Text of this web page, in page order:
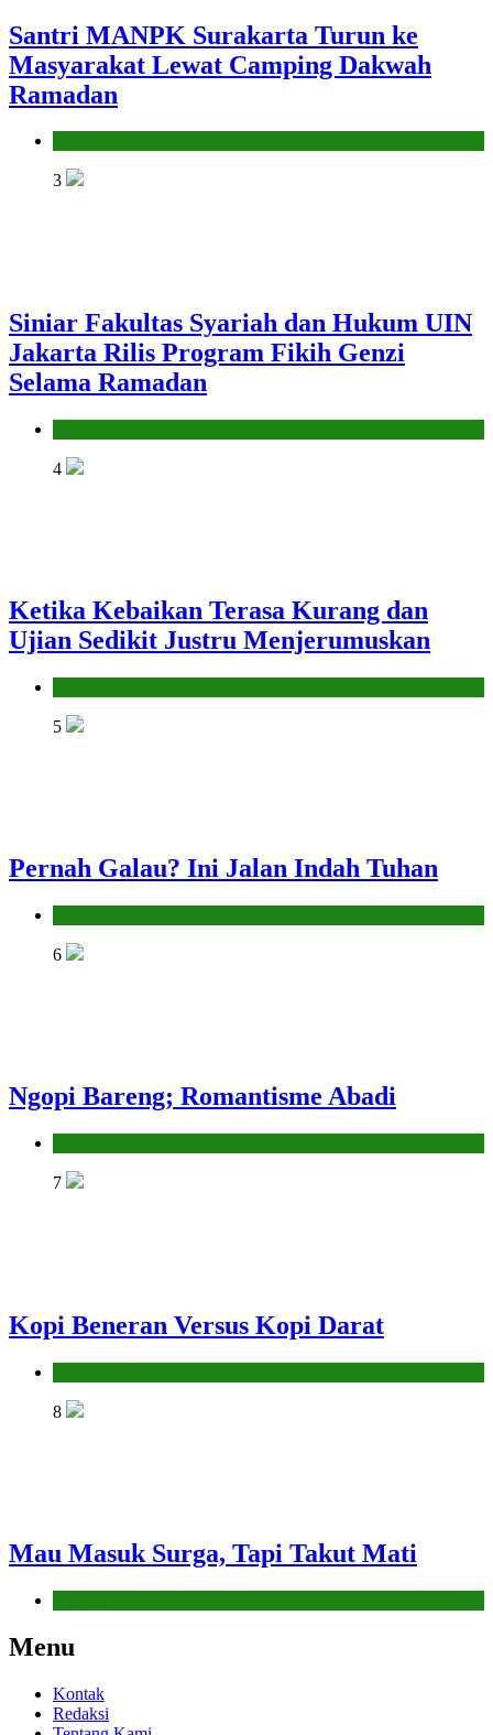
Santri MANPK Surakarta Turun ke
Masyarakat Lewat Camping Dakwah
Ramadan
3
Siniar Fakultas Syariah dan Hukum UIN
Jakarta Rilis Program Fikih Genzi
Selama Ramadan
4
Ketika Kebaikan Terasa Kurang dan
Ujian Sedikit Justru Menjerumuskan
5
Pernah Galau? Ini Jalan Indah Tuhan
6
Ngopi Bareng; Romantisme Abadi
7
Kopi Beneran Versus Kopi Darat
8
Mau Masuk Surga, Tapi Takut Mati
Menu
Kontak
Redaksi